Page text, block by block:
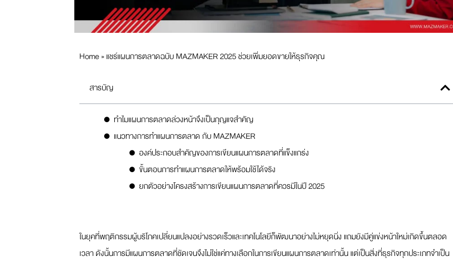
Home»แชร์แผนการตลาดฉบับ MAZMAKER 2025 ช่วยเพิ่มยอดขายให้ธุรกิจคุณ
สารบัญ
ทำไมแผนการตลาดล่วงหน้าจึงเป็นกุญแจสำคัญ
แนวทางการทำแผนการตลาด กับ MAZMAKER
องค์ประกอบสำคัญของการเขียนแผนการตลาดที่แข็งแกร่ง
ขั้นตอนการทำแผนการตลาดให้พร้อมใช้ได้จริง
ยกตัวอย่างโครงสร้างการเขียนแผนการตลาดที่ควรมีในปี 2025
ในยุคที่พฤติกรรมผู้บริโภคเปลี่ยนแปลงอย่างรวดเร็วและเทคโนโลยีก็พัฒนาอย่างไม่หยุดนิ่ง แถมยังมีคู่แข่งหน้าใหม่เกิดขึ้นตลอด
เวลา ดังนั้นการมีแผนการตลาดที่ชัดเจนจึงไม่ใช่แค่ทางเลือกในการเขียนแผนการตลาดเท่านั้น แต่เป็นสิ่งที่ธุรกิจทุกประเภทจำเป็น